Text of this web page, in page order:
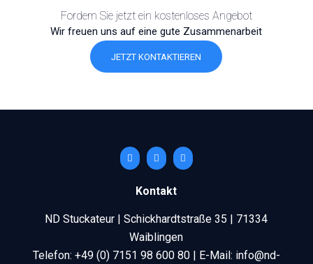
Fordern Sie jetzt ein kostenloses Angebot
Wir freuen uns auf eine gute Zusammenarbeit
JETZT KONTAKTIEREN
Kontakt
ND Stuckateur | Schickhardtstraße 35 | 71334
Waiblingen
Telefon: +49 (0) 7151 98 600 80 | E-Mail: info@nd-